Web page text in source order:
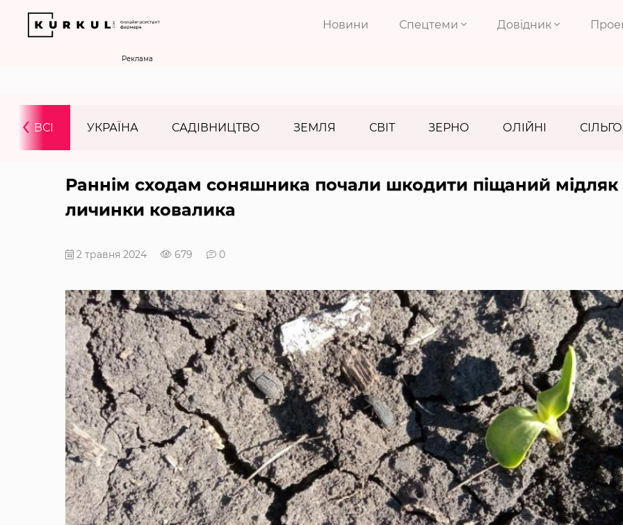
Новини Спецтеми Довідник
Реклама
ВСІ УКРАЇНА САДІВНИЦТВО ЗЕМЛЯ СВІТ ЗЕРНО ОЛІЙНІ
‹
Раннім сходам соняшника почали шкодити піщаний мідляк
личинки ковалика
2 травня 2024 679 0